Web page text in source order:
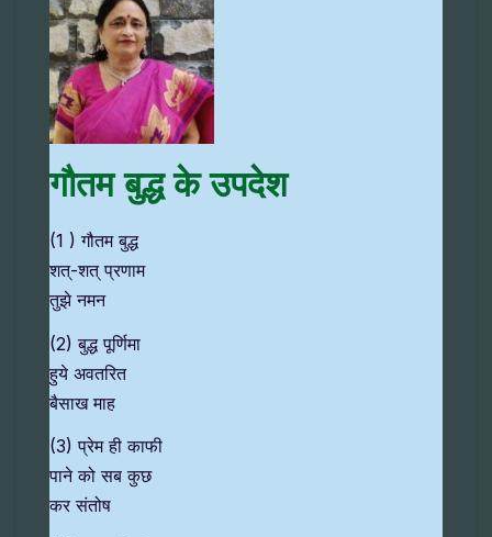
गौतम बुद्ध के उपदेश
(1 ) गौतम बुद्ध
शत्-शत् प्रणाम
तुझे नमन
(2) बुद्ध पूर्णिमा
हुये अवतरित
बैसाख माह
(3) प्रेम ही काफी
पाने को सब कुछ
कर संतोष